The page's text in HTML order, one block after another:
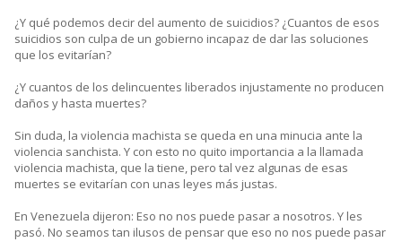
¿Y qué podemos decir del aumento de suicidios? ¿Cuantos de esos
suicidios son culpa de un gobierno incapaz de dar las soluciones
que los evitarían?
¿Y cuantos de los delincuentes liberados injustamente no producen
daños y hasta muertes?
Sin duda, la violencia machista se queda en una minucia ante la
violencia sanchista. Y con esto no quito importancia a la llamada
violencia machista, que la tiene, pero tal vez algunas de esas
muertes se evitarían con unas leyes más justas.
En Venezuela dijeron: Eso no nos puede pasar a nosotros. Y les
pasó. No seamos tan ilusos de pensar que eso no nos puede pasar